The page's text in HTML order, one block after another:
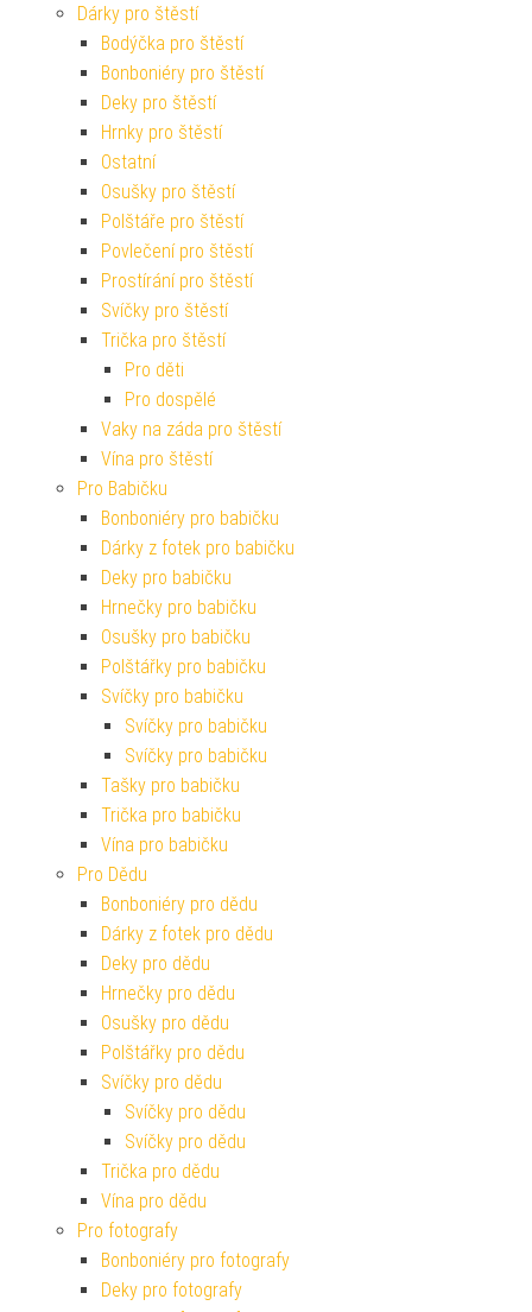
Dárky pro štěstí
Bodýčka pro štěstí
Bonboniéry pro štěstí
Deky pro štěstí
Hrnky pro štěstí
Ostatní
Osušky pro štěstí
Polštáře pro štěstí
Povlečení pro štěstí
Prostírání pro štěstí
Svíčky pro štěstí
Trička pro štěstí
Pro děti
Pro dospělé
Vaky na záda pro štěstí
Vína pro štěstí
Pro Babičku
Bonboniéry pro babičku
Dárky z fotek pro babičku
Deky pro babičku
Hrnečky pro babičku
Osušky pro babičku
Polštářky pro babičku
Svíčky pro babičku
Svíčky pro babičku
Svíčky pro babičku
Tašky pro babičku
Trička pro babičku
Vína pro babičku
Pro Dědu
Bonboniéry pro dědu
Dárky z fotek pro dědu
Deky pro dědu
Hrnečky pro dědu
Osušky pro dědu
Polštářky pro dědu
Svíčky pro dědu
Svíčky pro dědu
Svíčky pro dědu
Trička pro dědu
Vína pro dědu
Pro fotografy
Bonboniéry pro fotografy
Deky pro fotografy